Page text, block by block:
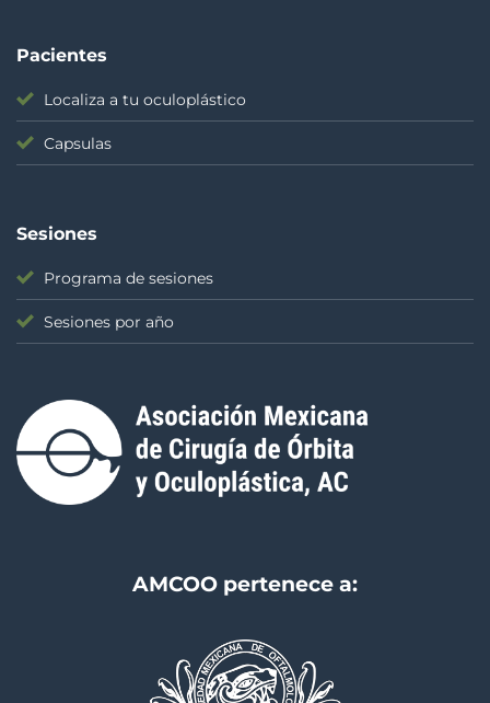
Pacientes
Localiza a tu oculoplástico
Capsulas
Sesiones
Programa de sesiones
Sesiones por año
AMCOO pertenece a: